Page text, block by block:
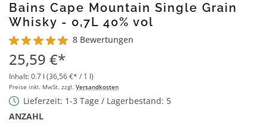
Bains Cape Mountain Single Grain
Whisky - 0,7L 40% vol
Durchschnittliche Bewertung von 4.8 von 5 Sternen
8 Bewertungen
25,59 €*
Inhalt:0.7 l (36,56 €* / 1 l)
Preise inkl. MwSt. zzgl. Versandkosten
Lieferzeit: 1-3 Tage / Lagerbestand: 5
ANZAHL